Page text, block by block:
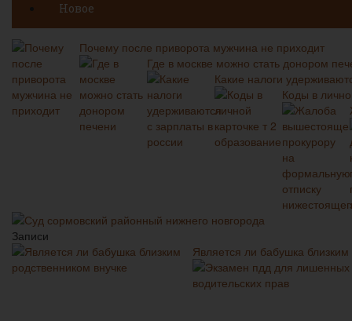
Новое
Почему после приворота мужчина не приходит
Где в москве можно стать донором
Какие налоги
Коды в
Суд сормовский районный нижнего новгорода
Записи
Является ли бабушка